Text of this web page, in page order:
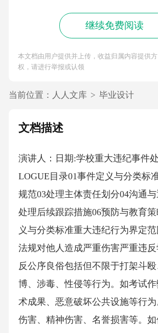
继续免费阅读
本文档由用户提供并上传，收益归属内容提供
权，请进行举报或认领
当前位置： 人人文库 > 毕业设计
文档描述
演讲人：日期:学校重大违纪事件
LOGUE目录01事件定义与分类标
规范03处理主体责任划分04沟通
处理后续跟踪措施06预防与教育策
义与分类标准重大违纪行为界定
法规对他人造成严重伤害严重违
反公序良俗包括但不限于打架斗
博、涉毒、性侵等行为。如考试
术成果、恶意破坏公共设施等行
伤害、精神伤害、名誉损害等。